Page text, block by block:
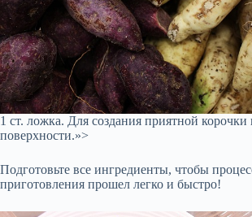
1 ст. ложка. Для создания приятной корочки
поверхности.»>
Подготовьте все ингредиенты, чтобы
приготовления прошел легко и быстро!